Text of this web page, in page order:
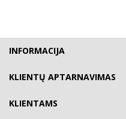
INFORMACIJA
KLIENTŲ APTARNAVIMAS
KLIENTAMS